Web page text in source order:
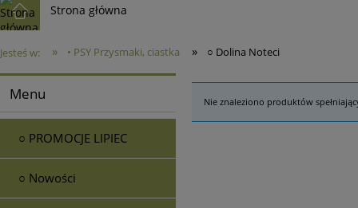
Strona główna
Jesteś w: » • PSY Przysmaki, ciastka » ○ Dolina Noteci
Menu
○ PROMOCJE LIPIEC
○ Nowości
Nie znaleziono produktów